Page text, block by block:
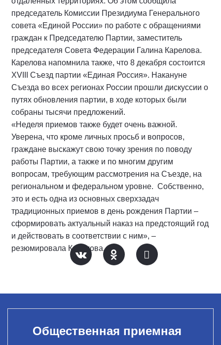
председатель Комиссии Президиума Генерального
совета «Единой России» по работе с обращениями
граждан к Председателю Партии, заместитель
председателя Совета Федерации Галина Карелова.
Карелова напомнила также, что 8 декабря состоится
XVIII Съезд партии «Единая Россия». Накануне
Съезда во всех регионах России прошли дискуссии о
путях обновления партии, в ходе которых были
собраны тысячи предложений.
«Неделя приемов также будет очень важной.
Уверена, что кроме личных просьб и вопросов,
граждане выскажут свою точку зрения по поводу
работы Партии, а также и по многим другим
вопросам, требующим рассмотрения на Съезде, на
региональном и федеральном уровне. Собственно,
это и есть одна из основных сверхзадач
традиционных приемов в день рождения Партии –
сформировать актуальный наказ на предстоящий год
и действовать в соответствии с ним», –
резюмировала Карелова.
Общественная приемная